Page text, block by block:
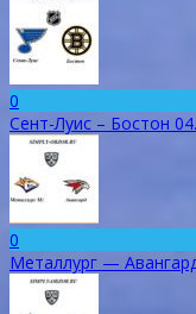
0
Сент-Луис – Бостон
0
Металлург —